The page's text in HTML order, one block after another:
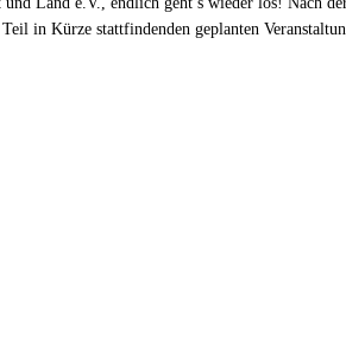
in Kürze stattfindenden geplanten